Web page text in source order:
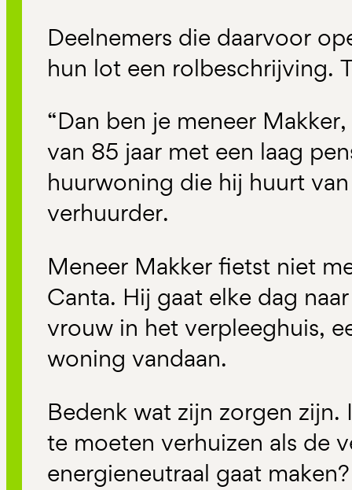
Deelnemers die daarvoor
hun lot een rolbeschrijving.
“Dan ben je meneer
van 85 jaar met een laag
huurwoning die hij huurt
verhuurder.
Meneer Makker fietst niet
Canta. Hij gaat elke dag
vrouw in het verpleeghuis,
woning vandaan.
Bedenk wat zijn zorgen
te moeten verhuizen als de
energieneutraal gaat maken?